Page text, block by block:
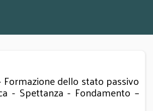
Formazione dello stato passivo
- Spettanza - Fondamento –